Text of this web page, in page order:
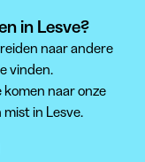
in Lesve?
naar andere
vinden.
naar onze
in Lesve.